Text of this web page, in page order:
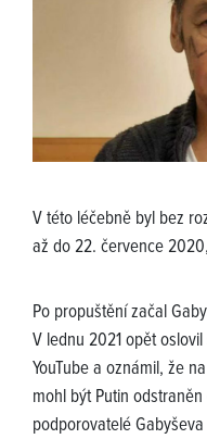
V této léčebně byl bez
až do 22. července
Po propuštění začal
V lednu 2021 opět
YouTube a oznámil, že
mohl být Putin
podporovatelé